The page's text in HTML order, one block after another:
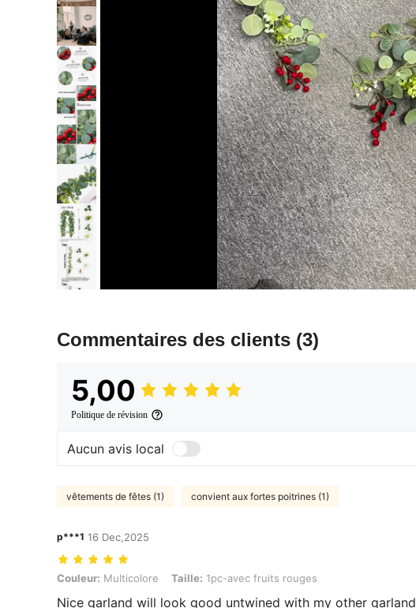
Commentaires des clients (3)
5,00
Politique de révision
Aucun avis local
vêtements de fêtes (1) convient aux fortes poitrines (1)
p***1 16 Dec,2025
Couleur: Multicolore, Taille: 1pc-avec fruits rouges
Couleur: Multicolore Taille: 1pc-avec fruits rouges
Nice garland will look good untwined with my other garland